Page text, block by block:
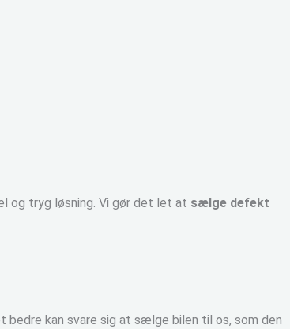
og tryg løsning. Vi gør det let at sælge defekt
kan svare sig at sælge bilen til os, som den